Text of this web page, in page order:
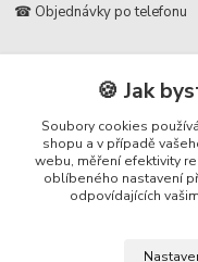
☎ Objednávky po telefonu
🛡️ Infolinka
📞 728
⏰ Po - Pá |
info@repulse.cz
🍪 Jak
Soubory cookies
shopu a v případě
webu, měření efektivity
oblíbeného nastavení
odpovídajících